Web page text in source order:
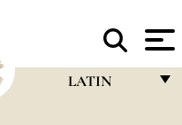
LATIN